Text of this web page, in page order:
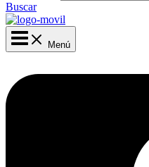
Buscar
Menú